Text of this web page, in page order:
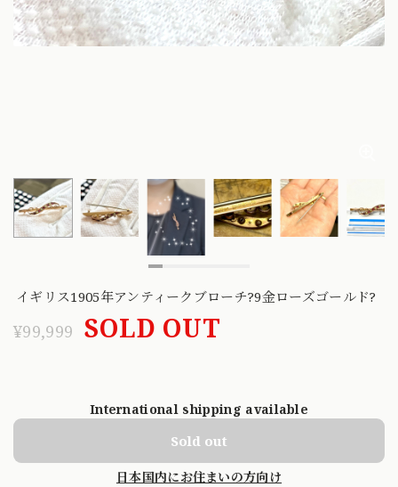
イギリス1905年アンティークブローチ?9金ローズゴールド?
¥99,999 SOLD OUT
International shipping available
Sold out
日本国内にお住まいの方向け